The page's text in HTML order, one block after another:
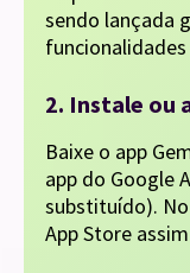
sendo lançada
2. Instale ou
Baixe o app
app do Google
substituído). No
App Store